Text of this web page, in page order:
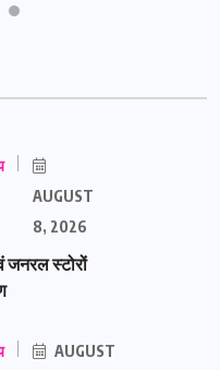
AUGUST
8, 2026
जनरल स्टोरों
AUGUST